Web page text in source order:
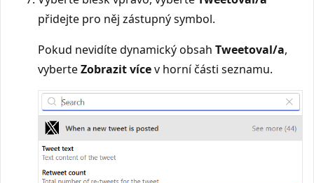
přidejte pro něj zástupný symbol.
Pokud nevidíte dynamický obsah Tweetoval/a,
vyberteZobrazit vícev horní části seznamu.